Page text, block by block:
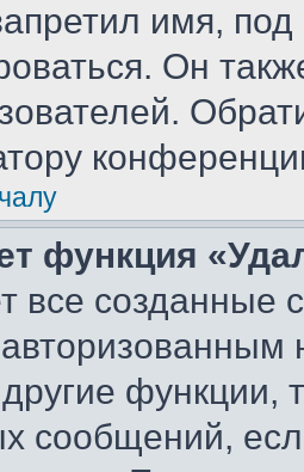
имя,
Он
функция
все созданные
функции,
сообщений,